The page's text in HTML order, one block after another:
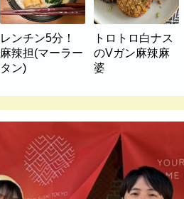
レンチン5分！
麻辣担(マーラー
タン)
トロトロ白ナス
のVガン麻辣麻
婆